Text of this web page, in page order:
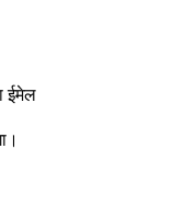
ईमेल